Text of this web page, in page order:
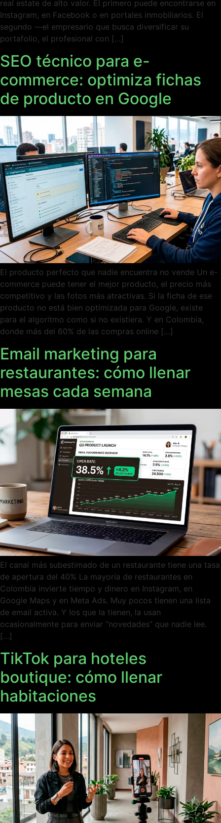
real estate de alto valor. El primero puede encontrarse en
Instagram, en Facebook o en portales inmobiliarios. El
segundo —el empresario que busca diversificar su
portafolio, el profesional con […]
SEO técnico para e-
commerce: optimiza fichas
de producto en Google
El producto perfecto que nadie encuentra no vende Un e-
commerce puede tener el mejor producto, el precio más
competitivo y las fotos más atractivas. Si la ficha de ese
producto no está bien optimizada para Google, existe
para el algoritmo como si no existiera. Y en Colombia,
donde más del 60% de las compras online […]
Email marketing para
restaurantes: cómo llenar
mesas cada semana
El canal más subestimado de un restaurante tiene una tasa
de apertura del 40% La mayoría de restaurantes en
Colombia invierte tiempo y dinero en Instagram, en
Google Maps y en Meta Ads. Muy pocos tienen una lista
de email activa. Y los que la tienen, la usan
ocasionalmente para enviar “novedades” que nadie lee.
[…]
TikTok para hoteles
boutique: cómo llenar
habitaciones